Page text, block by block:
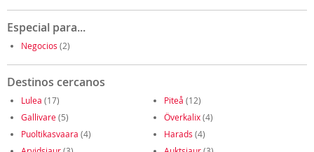
Especial para...
Negocios (2)
Destinos cercanos
Lulea (17) Piteå (12)
Gallivare(5) Överkalix(4)
Puoltikasvaara (4) Harads (4)